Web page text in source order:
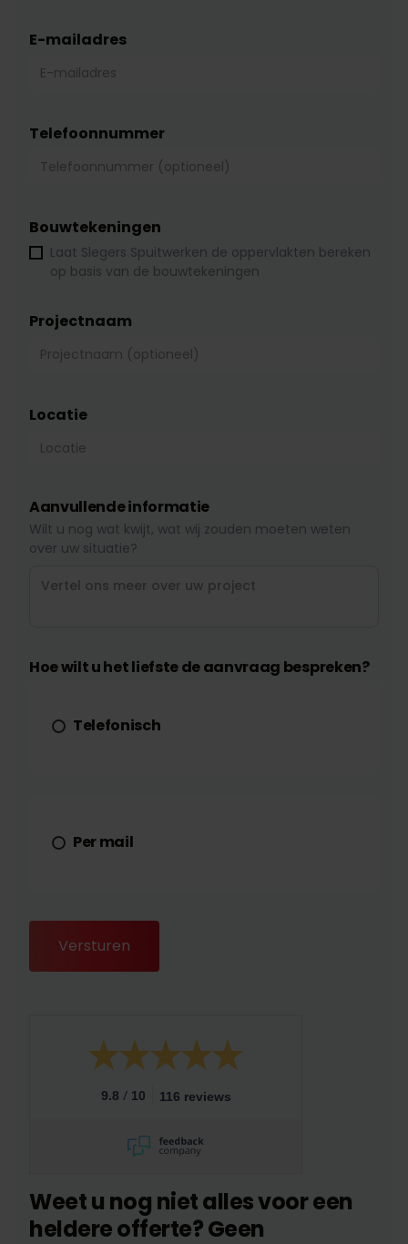
E-mailadres
Telefoonnummer
Bouwtekeningen
Laat Slegers Spuitwerken de oppervlakten bereken
op basis van de bouwtekeningen
Projectnaam
Locatie
Aanvullende informatie
Wilt u nog wat kwijt, wat wij zouden moeten weten
over uw situatie?
Hoe wilt u het liefste de aanvraag bespreken?
Telefonisch
Per mail
9.8 / 10 116 reviews
Weet u nog niet alles voor een
heldere offerte? Geen